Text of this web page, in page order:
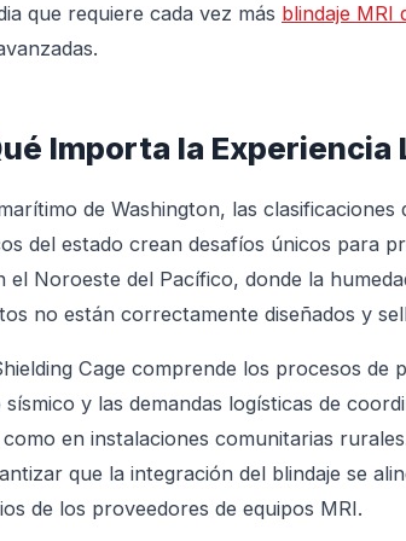
que requiere cada vez más blindaje MRI
Importa la Experiencia
de Washington, las
del estado crean desafíos únicos para
el Noroeste del Pacífico, donde la
no están correctamente diseñados y
Cage comprende los procesos de
y las demandas logísticas de
en instalaciones comunitarias
que la integración del blindaje se
de los proveedores de equipos MRI.